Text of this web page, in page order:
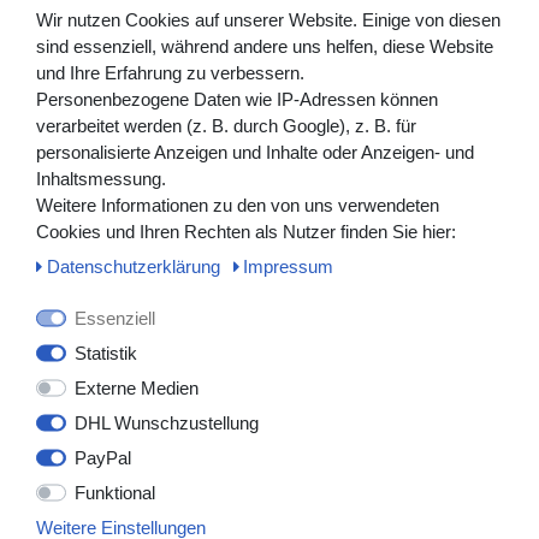
Mit demEinstechdorn , einer scharfen Einstechnadel aus
Metall oder Kunststoff, wird in den Infusionsbeutel
gestochen, um diesen mit dem Infusionsbesteck zu
verbinden. Ein sicherer Sitz ist für die Funktion des
Infusionsgeräts essentiell. Die Tropfkammerreguliert die
Menge der verabreichten Flüssigkeit. Gleichmäßiges
Tropfen beugt der Bildung von Luftbläschen vor und
ermöglicht eine kontinuierliche Verabreichung der
Infusionslösung. Unterhalb der Tropfkammer befindet sich
in Form eines Rädchens derDurchflussregler
Flüssigkeitsfilter
Kontamination. An den Durchflussregler schließt ein
Infusionsschlauch an. Dieser besteht aus flexiblem
Kunststoff und hat üblicherweise eine Länge von 150 bis
200 Zentimetern.
Infusionsgeräte sind in den meisten Fällen für
Wir nutzen Cookies auf unserer Website. Einige von diesen
sind essenziell, während andere uns helfen, diese Website
und Ihre Erfahrung zu verbessern.
Personenbezogene Daten wie IP-Adressen können
verarbeitet werden (z. B. durch Google), z. B. für
personalisierte Anzeigen und Inhalte oder Anzeigen- und
Inhaltsmessung.
Weitere Informationen zu den von uns verwendeten
Cookies und Ihren Rechten als Nutzer finden Sie hier:
Daten­schutz­erklärung
Impressum
Essenziell
Statistik
Externe Medien
DHL Wunschzustellung
PayPal
Funktional
Weitere Einstellungen